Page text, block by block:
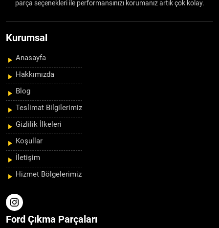
parça seçenekleri ile performansınızı korumanız artık çok kolay.
Kurumsal
Anasayfa
Hakkımızda
Blog
Teslimat Bilgilerimiz
Gizlilik İlkeleri
Koşullar
İletişim
Hizmet Bölgelerimiz
Ford Çıkma Parçaları